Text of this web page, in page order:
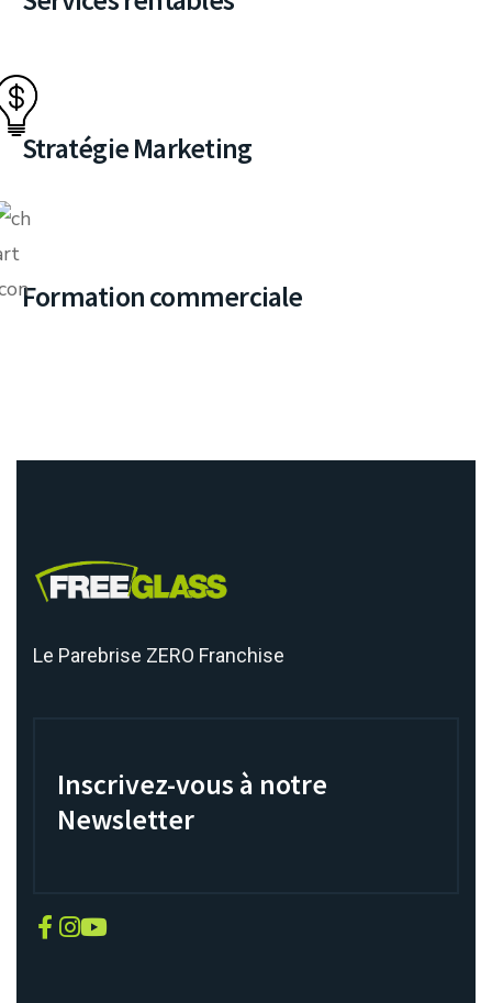
Stratégie Marketing
Formation commerciale
Le Parebrise ZERO Franchise
Inscrivez-vous à notre
Newsletter